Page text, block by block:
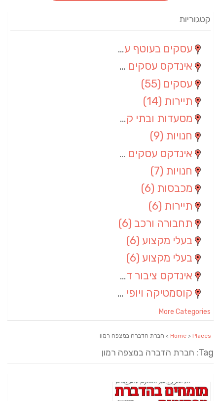
קטגוריות
עסקים בעוטף עזה
אינדקס עסקים מרחבי
עסקים (55)
תיירות (14)
מסעדות ובתי קפה
חנויות (9)
אינדקס עסקים ארצי
חנויות (7)
מכבסות (6)
תיירות (6)
תחבורה ורכב (6)
בעלי מקצוע (6)
בעלי מקצוע (6)
אינדקס ציבור דתי
קוסמטיקה ויופי (4)
More Categories
Home > Places > חברת הדברה במצפה רמון
Tag: חברת הדברה במצפה רמון